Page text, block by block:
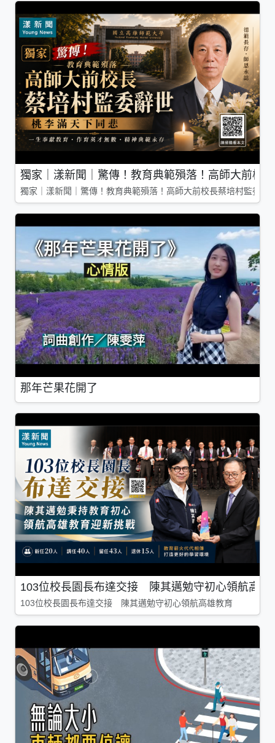
獨家｜漾新聞｜驚傳！教育典範殞落！高師大前校
獨家｜漾新聞｜驚傳！教育典範殞落！高師大前校長蔡培村監委
那年芒果花開了
103位校長園長布達交接 陳其邁勉守初心領航高雄
103位校長園長布達交接 陳其邁勉守初心領航高雄教育